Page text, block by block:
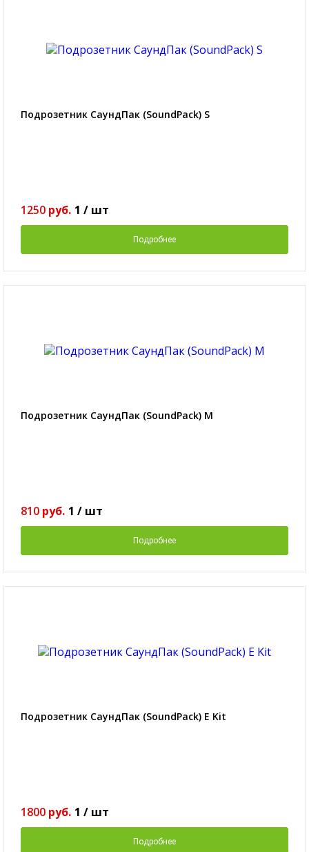
Подрозетник СаундПак (SoundPack) S
1250 руб. 1 / шт
Подробнее
Подрозетник СаундПак (SoundPack) M
810 руб. 1 / шт
Подробнее
Подрозетник СаундПак (SoundPack) Е Kit
1800 руб. 1 / шт
Подробнее